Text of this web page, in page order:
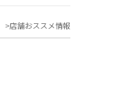
店舗おススメ情報